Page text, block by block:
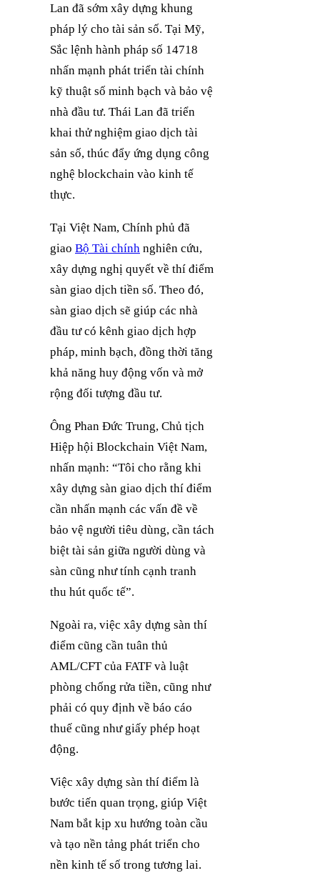
Lan đã sớm xây dựng khung
pháp lý cho tài sản số. Tại Mỹ,
Sắc lệnh hành pháp số 14718
nhấn mạnh phát triển tài chính
kỹ thuật số minh bạch và bảo vệ
nhà đầu tư. Thái Lan đã triển
khai thử nghiệm giao dịch tài
sản số, thúc đẩy ứng dụng công
nghệ blockchain vào kinh tế
thực.
Tại Việt Nam, Chính phủ đã
giao Bộ Tài chính nghiên cứu,
xây dựng nghị quyết về thí điểm
sàn giao dịch tiền số. Theo đó,
sàn giao dịch sẽ giúp các nhà
đầu tư có kênh giao dịch hợp
pháp, minh bạch, đồng thời tăng
khả năng huy động vốn và mở
rộng đối tượng đầu tư.
Ông Phan Đức Trung, Chủ tịch
Hiệp hội Blockchain Việt Nam,
nhấn mạnh: “Tôi cho rằng khi
xây dựng sàn giao dịch thí điểm
cần nhấn mạnh các vấn đề về
bảo vệ người tiêu dùng, cần tách
biệt tài sản giữa người dùng và
sàn cũng như tính cạnh tranh
thu hút quốc tế”.
Ngoài ra, việc xây dựng sàn thí
điểm cũng cần tuân thủ
AML/CFT của FATF và luật
phòng chống rửa tiền, cũng như
phải có quy định về báo cáo
thuế cũng như giấy phép hoạt
động.
Việc xây dựng sàn thí điểm là
bước tiến quan trọng, giúp Việt
Nam bắt kịp xu hướng toàn cầu
và tạo nền tảng phát triển cho
nền kinh tế số trong tương lai.